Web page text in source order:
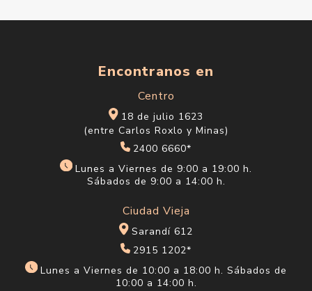
Encontranos en
Centro
18 de julio 1623
(entre Carlos Roxlo y Minas)
2400 6660*
Lunes a Viernes de 9:00 a 19:00 h.
Sábados de 9:00 a 14:00 h.
Ciudad Vieja
Sarandí 612
2915 1202*
Lunes a Viernes de 10:00 a 18:00 h. Sábados de
10:00 a 14:00 h.